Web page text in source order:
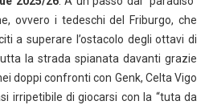
ovvero i tedeschi del Friburgo, che
a superare l’ostacolo degli ottavi di
la strada spianata davanti grazie
doppi confronti con Genk, Celta Vigo
irripetibile di giocarsi con la “tuta da